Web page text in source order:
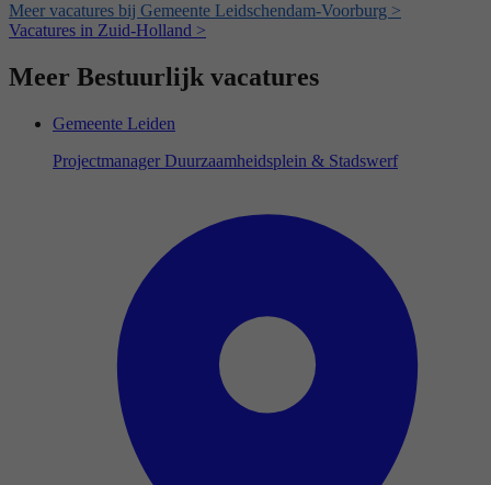
Meer vacatures bij Gemeente Leidschendam-Voorburg >
Vacatures in Zuid-Holland >
Meer Bestuurlijk vacatures
Gemeente Leiden
Projectmanager Duurzaamheidsplein & Stadswerf